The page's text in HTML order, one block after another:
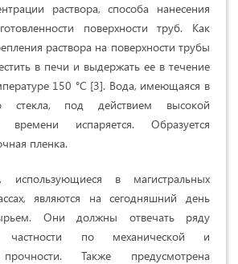
раствора, способа нанесения
поверхности труб. Как
раствора на поверхности трубы
в печи и выдержать ее в течение
150 °С [3]. Вода, имеющаяся в
стекла, под действием высокой
испаряется. Образуется
пленка.
использующиеся в магистральных
являются на сегодняшний день
Они должны отвечать ряду
частности по механической и
Также предусмотрена